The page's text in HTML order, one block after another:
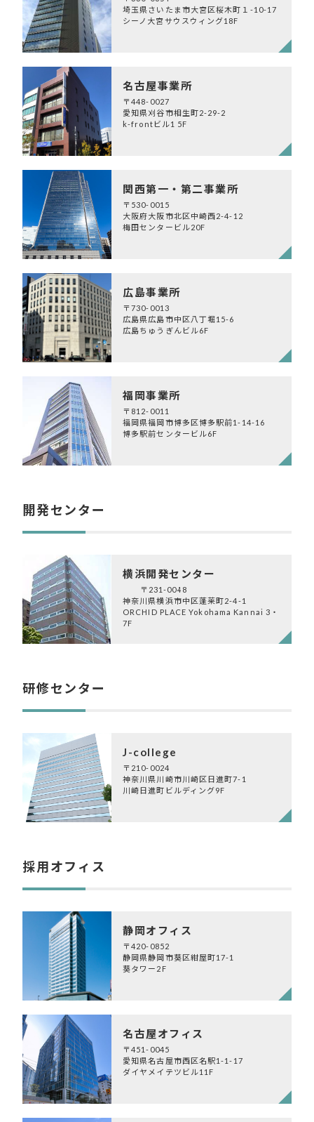
埼玉県さいたま市大宮区桜木町１-10-17
シーノ大宮サウスウィング18F
名古屋事業所
〒448-0027
愛知県刈谷市相生町2-29-2
k-frontビル1 5F
関西第一・第二事業所
〒530-0015
大阪府大阪市北区中崎西2-4-12
梅田センタービル20F
広島事業所
〒730-0013
広島県広島市中区八丁堀15-6
広島ちゅうぎんビル6F
福岡事業所
〒812-0011
福岡県福岡市博多区博多駅前1-14-16
博多駅前センタービル6F
開発センター
横浜開発センター
〒231-0048
神奈川県横浜市中区蓬莱町2-4-1
ORCHID PLACE Yokohama Kannai 3・
7F
研修センター
J-college
〒210-0024
神奈川県川崎市川崎区日進町7-1
川崎日進町ビルディング9F
採用オフィス
静岡オフィス
〒420-0852
静岡県静岡市葵区紺屋町17-1
葵タワー2F
名古屋オフィス
〒451-0045
愛知県名古屋市西区名駅1-1-17
ダイヤメイテツビル11F